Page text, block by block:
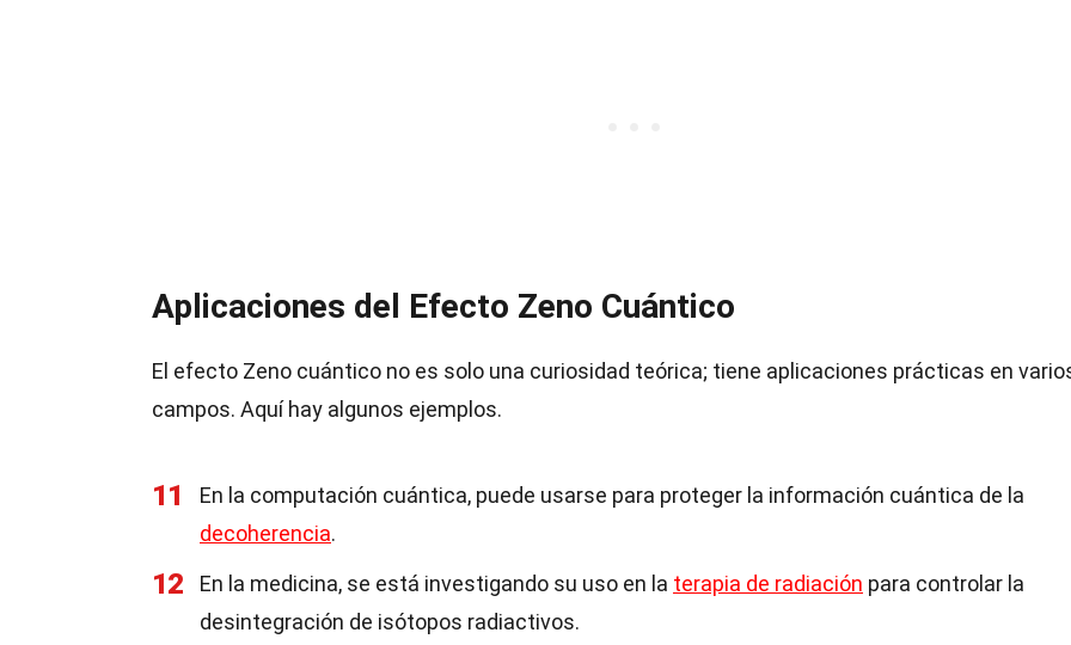
Aplicaciones del Efecto Zeno Cuántico
El efecto Zeno cuántico no es solo una curiosidad teórica; tiene aplicaciones prácticas en
campos. Aquí hay algunos ejemplos.
11
En la computación cuántica, puede usarse para proteger la información cuántica de la
decoherencia.
12 En la medicina, se está investigando su uso en la terapia de radiación para controlar la
desintegración de isótopos radiactivos.